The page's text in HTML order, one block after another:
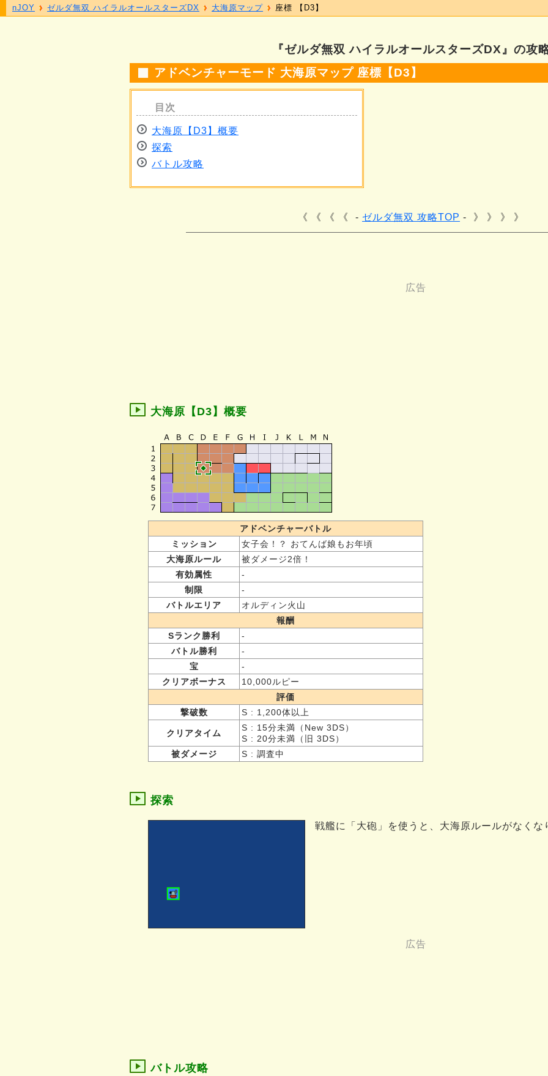
『ゼルダ無双 ハイラルオールスターズDX』の攻
アドベンチャーモード 大海原マップ 座標【D3】
大海原【D3】概要
探索
バトル攻略
《 《 《 ゼルダ無双 攻略TOP 》 》 》
大海原【D3】概要
アドベンチャーバトル
ミッション
女子会！？ おてんば娘もお年頃
大海原ルール
被ダメージ2倍！
有効属性
-
制限
-
バトルエリア
オルディン火山
報酬
Sランク勝利
-
バトル勝利
-
宝
-
クリアボーナス
10,000ルピー
評価
撃破数
S : 1,200体以上
クリアタイム
S : 15分未満（New 3DS）
S : 20分未満（旧 3DS）
被ダメージ
S : 調査中
探索
戦艦に「大砲」を使うと、大海原ルールがなくな
バトル攻略
nJOY ゼルダ無双 ハイラルオールスターズDX 大海原マップ 座標 【D3】